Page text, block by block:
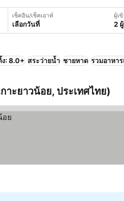
เช็คอิน/เช็คเอาท์
เลือกวันที่
ผู้เ
2
ง: 8.0+ สระว่ายน้ำ ชายหาด รวมอาหาร
าะยาวน้อย, ประเทศไทย)